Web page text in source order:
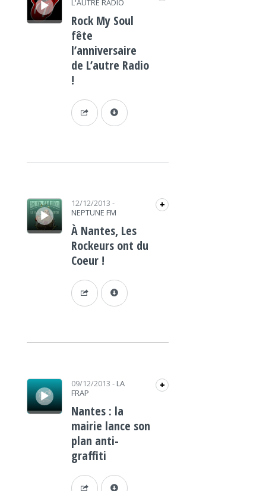
L'AUTRE RADIO
Rock My Soul
fête
l’anniversaire
de L’autre Radio
!
Lecteur audio 12/12/2013 -
NEPTUNE FM
+
À Nantes, Les
Rockeurs ont du
Coeur !
Lecteur audio 09/12/2013 - LA
FRAP
+
Nantes : la
mairie lance son
plan anti-
graffiti